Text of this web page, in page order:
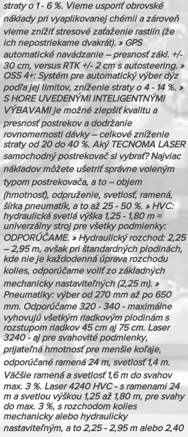
straty o 1 - 6 %. Vieme usporiť obrovské
náklady pri vyaplikovanej chémii a zároveň
vieme znížiť stresové zaťaženie rastlín (že
ich nepostriekame dvakrát). » GPS
automatické navádzanie – presnosť zákl. +/-
30 cm, versus RTK +/- 2 cm s autosteering. »
OSS 4+: Systém pre automatický výber dýz
podľa jej limitov, zníženie straty o 4 - 14 %. »
S HORE UVEDENÝMI INTELIGENTNÝMI
VÝBAVAMI je možné zlepšiť kvalitu a
presnosť postrekov a dodržanie
rovnomernosti dávky – celkové zníženie
straty od 20 do 40 %. Aký TECNOMA LASER
samochodný postrekovač si vybrať? Najviac
nákladov môžete ušetriť správne voleným
typom postrekovača, a to – objem
(hmotnosť), odpruženie, svetlosť, ramená,
šírka pneumatík, a to až 25 - 50 %. » HVC:
hydraulická svetlá výška 1,25 - 1,80 m =
univerzálny stroj pre všetky podmienky:
ODPORÚČAME. » Hydraulický rozchod: 2,25
– 2,95 m, avšak pri štandardných plodinách,
kde nie je každodenná úprava rozchodu
kolies, odporúčame voliť zo základných
mechanicky nastaviteľných (2,25 m). »
Pneumatiky: výber od 270 mm až po 650
mm. Odporúčame 320 - 340 - maximálne
vyhovujú všetkým riadkovým plodinám s
rozstupom riadkov 45 cm aj 75 cm. Laser
3240 - aj pre svahovité podmienky,
prijateľná hmotnosť pre menšie koľaje,
odporúčané ramená 24 m, svetlosť 1,4 m.
Väčšie ramená a svetlosť 1,6 m do svahov
max. 3 %. Laser 4240 HVC - s ramenami 24
m a svetlou výškou 1,25 až 1,80 m, pre svahy
do max. 3 %, s rozchodom kolies
mechanicky alebo hydraulicky
nastaviteľným, a to 2,25 - 2,95 m alebo 2,40